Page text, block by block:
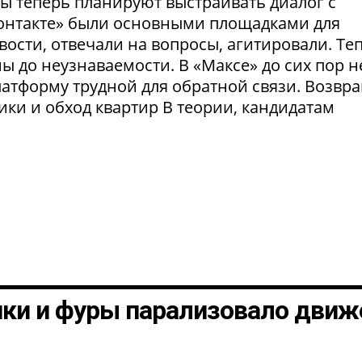
были основными площадками для
отвечали на вопросы, агитировали.
неузнаваемости. В «Максе» до сих пор
трудной для обратной связи.
и обход квартир В теории, кандидатам
и фуры парализовало